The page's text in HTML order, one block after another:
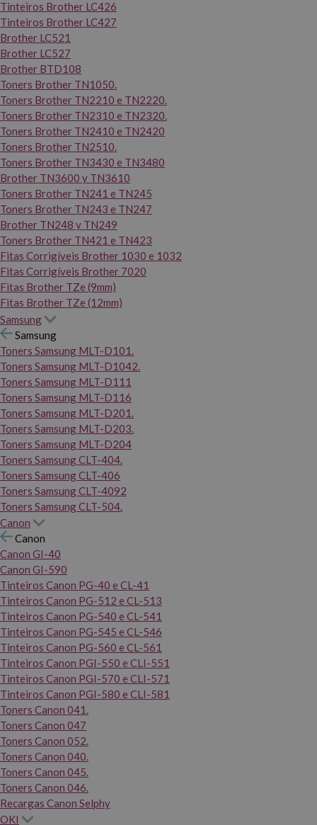
Tinteiros Brother LC426
Tinteiros Brother LC427
Brother LC521
Brother LC527
Brother BTD108
Toners Brother TN1050.
Toners Brother TN2210 e TN2220.
Toners Brother TN2310 e TN2320.
Toners Brother TN2410 e TN2420
Toners Brother TN2510.
Toners Brother TN3430 e TN3480
Brother TN3600 y TN3610
Toners Brother TN241 e TN245
Toners Brother TN243 e TN247
Brother TN248 y TN249
Toners Brother TN421 e TN423
Fitas Corrigíveis Brother 1030 e 1032
Fitas Corrigíveis Brother 7020
Fitas Brother TZe (9mm)
Fitas Brother TZe (12mm)
Samsung
Samsung
Toners Samsung MLT-D101.
Toners Samsung MLT-D1042.
Toners Samsung MLT-D111
Toners Samsung MLT-D116
Toners Samsung MLT-D201.
Toners Samsung MLT-D203.
Toners Samsung MLT-D204
Toners Samsung CLT-404.
Toners Samsung CLT-406
Toners Samsung CLT-4092
Toners Samsung CLT-504.
Canon
Canon
Canon GI-40
Canon GI-590
Tinteiros Canon PG-40 e CL-41
Tinteiros Canon PG-512 e CL-513
Tinteiros Canon PG-540 e CL-541
Tinteiros Canon PG-545 e CL-546
Tinteiros Canon PG-560 e CL-561
Tinteiros Canon PGI-550 e CLI-551
Tinteiros Canon PGI-570 e CLI-571
Tinteiros Canon PGI-580 e CLI-581
Toners Canon 041.
Toners Canon 047
Toners Canon 052.
Toners Canon 040.
Toners Canon 045.
Toners Canon 046.
Recargas Canon Selphy
OKI